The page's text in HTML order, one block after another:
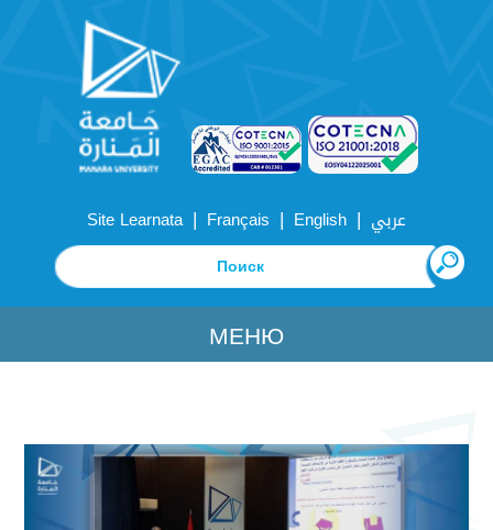
Site Learnata | Français | English | عربي
МЕНЮ